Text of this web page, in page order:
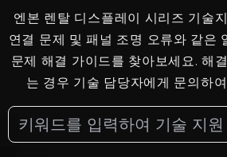
엔본 렌탈 디스플레이 시리즈 기술
연결 문제 및 패널 조명 오류와 같은
문제 해결 가이드를 찾아보세요. 해
는 경우 기술 담당자에게 문의하